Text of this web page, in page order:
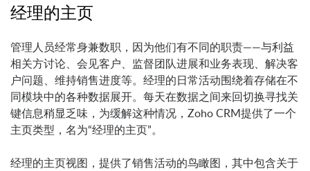
经理的主页
管理人员经常身兼数职，因为他们有不同的职责——与利益
相关方讨论、会见客户、监督团队进展和业务表现、解决客
户问题、维持销售进度等。经理的日常活动围绕着存储在不
同模块中的各种数据展开。每天在数据之间来回切换寻找关
键信息稍显乏味，为缓解这种情况，Zoho CRM提供了一个
主页类型，名为“经理的主页”。
经理的主页视图，提供了销售活动的鸟瞰图，其中包含关于